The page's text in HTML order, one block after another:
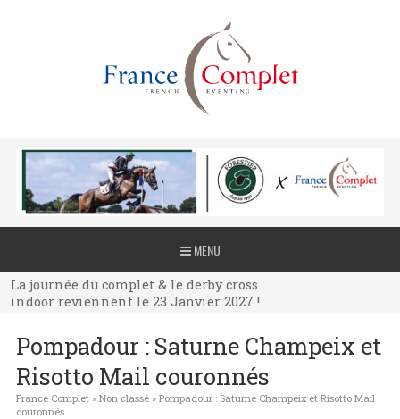
MENU
La journée du complet & le derby cross
indoor reviennent le 23 Janvier 2027 !
La journée du complet & le derby cross
indoor reviennent le 23 Janvier 2027 !
indoor reviennent le 23 Janvier 2027 !
Pompadour : Saturne Champeix et
Risotto Mail couronnés
France Complet» Non classé» Pompadour : Saturne Champeix et Risotto Mail
couronnés